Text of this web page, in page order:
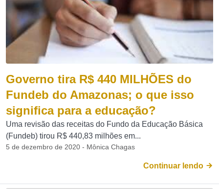
Governo tira R$ 440 MILHÕES do
Fundeb do Amazonas; o que isso
significa para a educação?
Uma revisão das receitas do Fundo da Educação Básica
(Fundeb) tirou R$ 440,83 milhões em...
5 de dezembro de 2020 - Mônica Chagas
Continuar lendo